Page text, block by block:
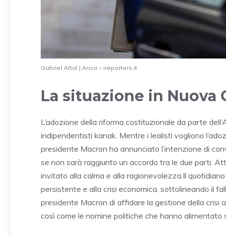
Gabriel Attal | Ansa – ireporters.it
La situazione in Nuova
L’adozione della riforma costituzionale da parte
indipendentisti kanak. Mentre i lealisti vogliono
presidente Macron ha annunciato l’intenzione di
se non sarà raggiunto un accordo tra le due parti.
invitato alla calma e alla ragionevolezza.Il
persistente e alla crisi economica, sottolineando il
presidente Macron di affidare la gestione della crisi
così come le nomine politiche che hanno alimentato